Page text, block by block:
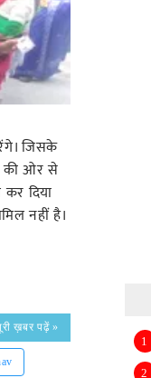
जिसके
की ओर से
दिया
नहीं है।
ख़बर पढ़ें »
1
2